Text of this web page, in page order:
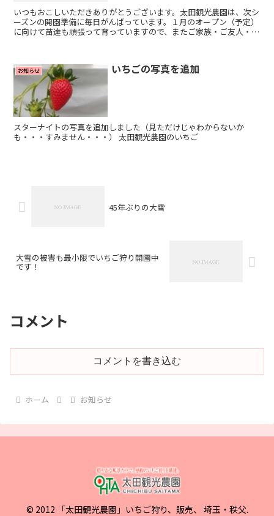
いつもおこしいただきありがとうございます。太田観光農園は、次シ
ーズンの開園準備に毎日がんばっています。１月のオープン（予定）
に向けて苗達も頑張って育っていますので、またご家族・ご友人・お
お知らせ いちごの写真を追加
スターナイトの写真を追加しました（見ただけじゃわからないか
も・・・すみません・・・） 太田観光農園のいちご
45年ぶりの大雪
大雪の被害も最小限でいちご狩り開園中
です！
コメント
コメントを書き込む
ホーム お知らせ
© 2012 「太田観光農園」いちご狩り、販売、 埼玉・秩父.